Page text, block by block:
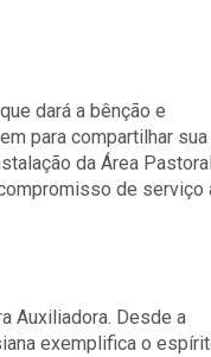
dará a bênção e
para compartilhar
da Área
de serviço
Auxiliadora. Desde a
exemplifica o